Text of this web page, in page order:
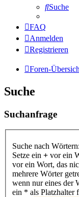
Suche
FAQ
Anmelden
Registrieren
Foren-
Suche
Suchanfrage
Suche nach Wörtern:
Setze ein + vor ein
vor ein Wort, das
mehrere Wörter
wenn nur eines der
ein * als Platzhalter